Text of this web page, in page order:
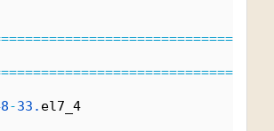
=============================
=============================
-33. el7_4